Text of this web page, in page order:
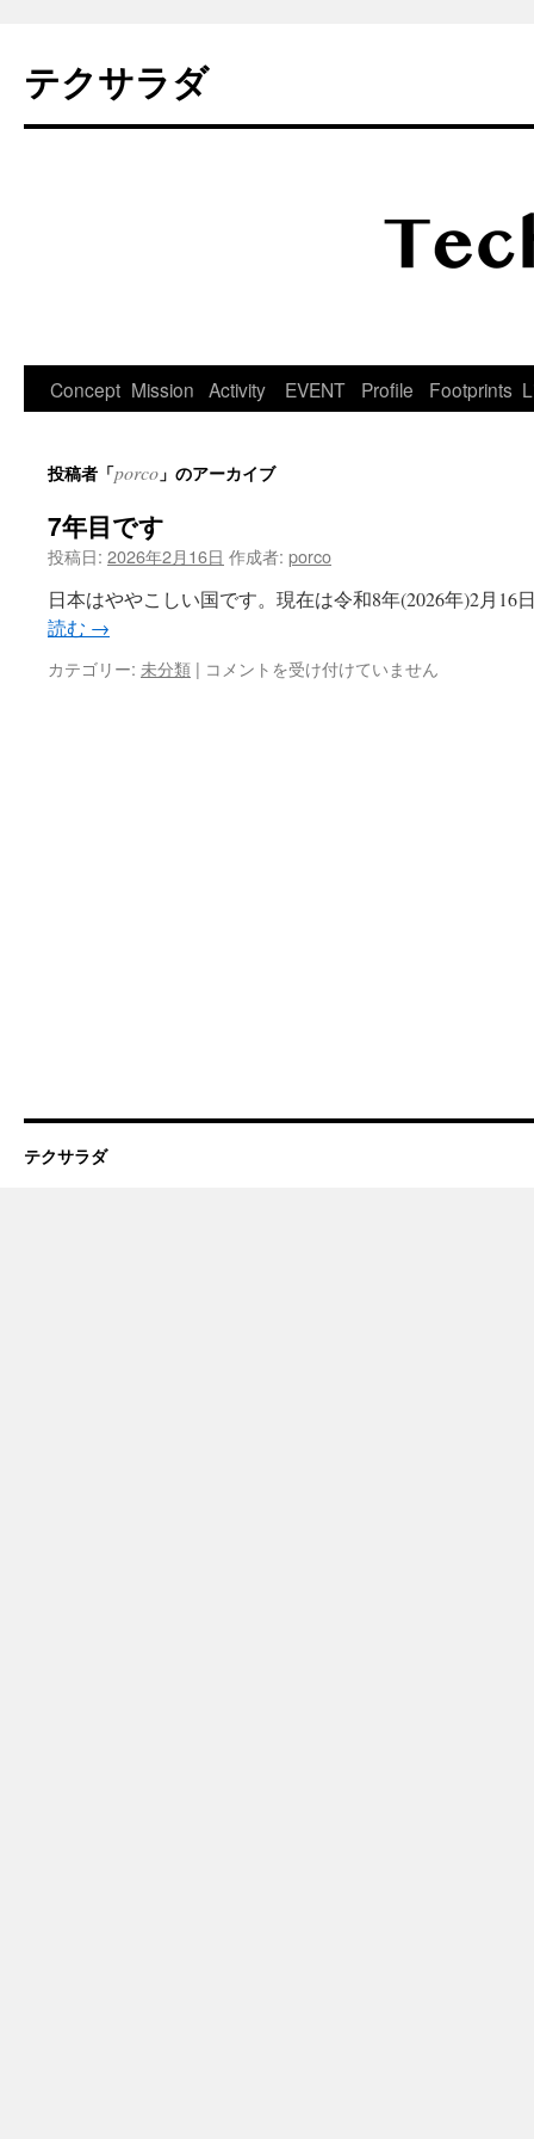
テクサラダ
コ
テ
ン
ツ
へ
Concept Mission Activity EVENT Profile Footprints
投稿者「porco 」のアーカイブ
7年目です
投稿日: 2026年2月16日 作成者: porco
日本はややこしい国です。現在は令和8年(2026年)2月
読む →
カテゴリー: 未分類 | 7
コメントを受け付けていません
テクサラダ